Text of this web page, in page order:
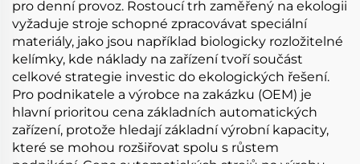
pro denní provoz. Rostoucí trh zaměřený na ekologii
vyžaduje stroje schopné zpracovávat speciální
materiály, jako jsou například biologicky rozložitelné
kelímky, kde náklady na zařízení tvoří součást
celkové strategie investic do ekologických řešení.
Pro podnikatele a výrobce na zakázku (OEM) je
hlavní prioritou cena základních automatických
zařízení, protože hledají základní výrobní kapacity,
které se mohou rozšiřovat spolu s růstem